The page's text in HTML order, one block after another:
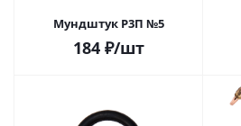
Мундштук Р3П №5
184₽/шт